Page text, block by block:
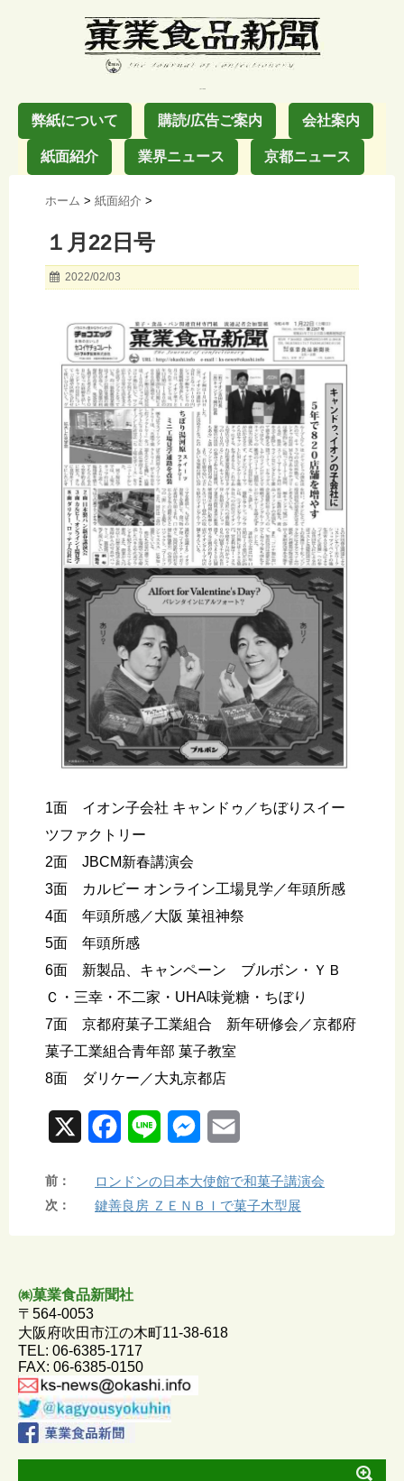
弊紙について 購読/広告ご案内 会社案内
紙面紹介 業界ニュース 京都ニュース
ホーム > 紙面紹介 >
１月22日号
2022/02/03
1面 イオン子会社 キャンドゥ／ちぼりスイー
ツファクトリー
2面 JBCM新春講演会
3面 カルビー オンライン工場見学／年頭所感
4面 年頭所感／大阪 菓祖神祭
5面 年頭所感
6面 新製品、キャンペーン ブルボン・ＹＢ
Ｃ・三幸・不二家・UHA味覚糖・ちぼり
7面 京都府菓子工業組合 新年研修会／京都府
菓子工業組合青年部 菓子教室
8面 ダリケー／大丸京都店
c
o
k
n s a
前： ロンドンの日本大使館で和菓子講演会
次： 鍵善良房 ＺＥＮＢＩで菓子木型展
㈱菓業食品新聞社
〒564-0053
大阪府吹田市江の木町11-38-618
TEL: 06-6385-1717
FAX: 06-6385-0150